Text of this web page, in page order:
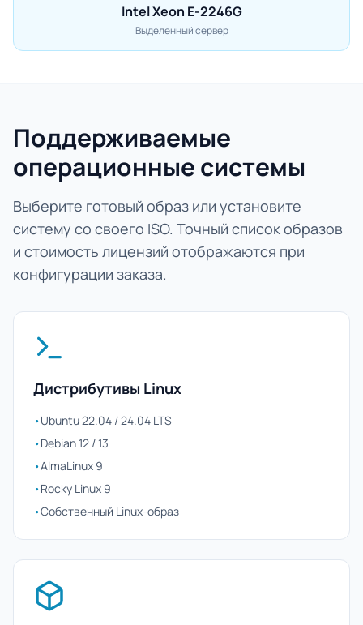
Intel Xeon E-2246G
Выделенный сервер
Поддерживаемые
операционные системы
Выберите готовый образ или установите
систему со своего ISO. Точный список образов
и стоимость лицензий отображаются при
конфигурации заказа.
Дистрибутивы Linux
•Ubuntu 22.04 / 24.04 LTS
•Debian 12 / 13
•AlmaLinux 9
•Rocky Linux 9
•Собственный Linux-образ